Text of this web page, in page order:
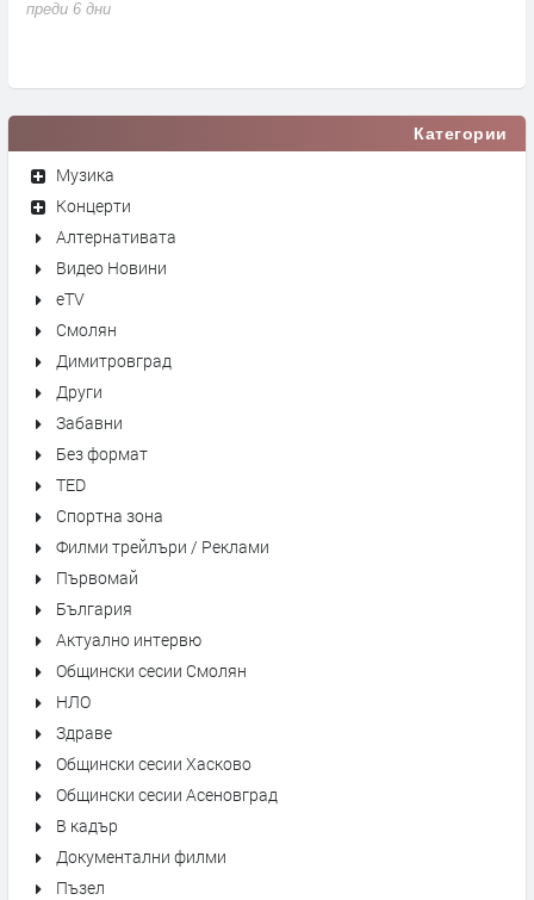
преди 6 дни
Категории
Музика
Концерти
Алтернативата
Видео Новини
eTV
Смолян
Димитровград
Други
Забавни
Без формат
TED
Спортна зона
Филми трейлъри / Реклами
Първомай
България
Актуално интервю
Общински сесии Смолян
НЛО
Здраве
Общински сесии Хасково
Общински сесии Асеновград
В кадър
Документални филми
Пъзел